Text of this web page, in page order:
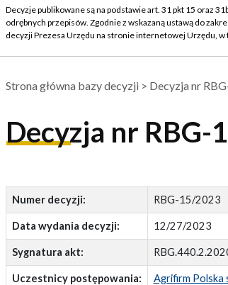
Decyzje publikowane są na podstawie art. 31 pkt 15 oraz
odrębnych przepisów. Zgodnie z wskazaną ustawą do
decyzji Prezesa Urzędu na stronie internetowej Urzędu,
Strona główna bazy decyzji> Decyzja nr
Decyzja nr RBG-
Numer decyzji: RBG-15/2023
Data wydania decyzji: 12/27/2023
Sygnatura akt:
Uczestnicy postępowania: Agrifirm Polska